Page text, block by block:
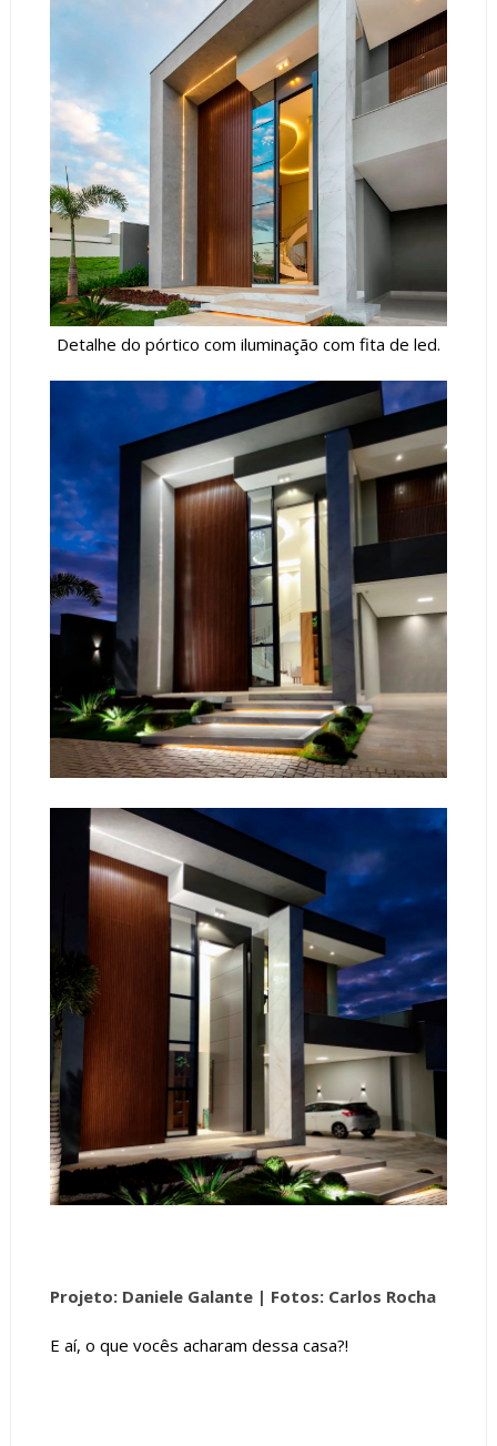
Detalhe do pórtico com iluminação com fita de led.
Projeto: Daniele Galante | Fotos: Carlos Rocha
E aí, o que vocês acharam dessa casa?!